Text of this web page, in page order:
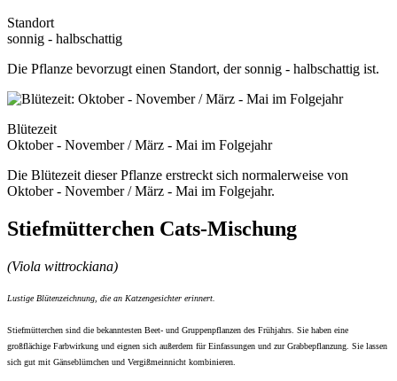
Standort
sonnig - halbschattig
Die Pflanze bevorzugt einen Standort, der sonnig - halbschattig ist.
Blütezeit
Oktober - November / März - Mai im Folgejahr
Die Blütezeit dieser Pflanze erstreckt sich normalerweise von
Oktober - November / März - Mai im Folgejahr.
Stiefmütterchen Cats-Mischung
(Viola wittrockiana)
Lustige Blütenzeichnung, die an Katzengesichter erinnert.
Stiefmütterchen sind die bekanntesten Beet- und Gruppenpflanzen des Frühjahrs. Sie haben eine
großflächige Farbwirkung und eignen sich außerdem für Einfassungen und zur Grabbepflanzung. Sie lassen
sich gut mit Gänseblümchen und Vergißmeinnicht kombinieren.